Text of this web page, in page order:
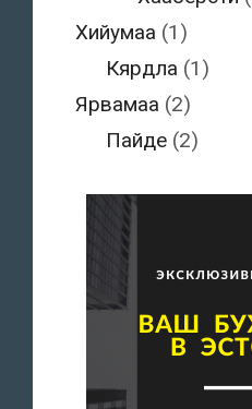
Хийумаа (1)
Кярдла (1)
Ярвамаа (2)
Пайде (2)